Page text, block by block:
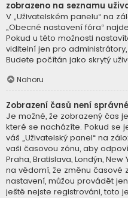
zobrazeno na seznamu
V „Uživatelském panelu“ na
„Obecné nastavení fóra“
Pokud u této možnosti
viditelní jen pro
Budete počítán jako skrytý
Nahoru
Zobrazení časů není
Je možné, že zobrazený čas
které se nacházíte. Pokud se
váš „Uživatelský panel“ na
vaši časovou zónu, aby
Praha, Bratislava, Londýn,
na vědomí, že změnu časové
nastavení, můžou provádět
ještě nejste registrováni, toto